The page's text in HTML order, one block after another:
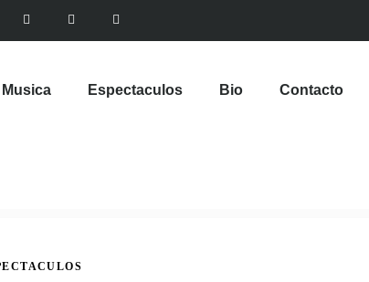
Musica Espectaculos Bio Contacto